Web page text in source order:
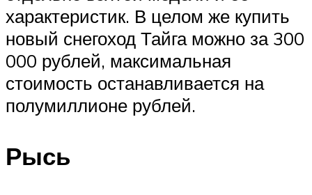
характеристик. В целом же купить
новый снегоход Тайга можно за 300
000 рублей, максимальная
стоимость останавливается на
полумиллионе рублей.
Рысь